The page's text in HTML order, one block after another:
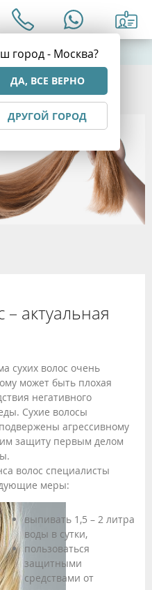
город - Москва?
ДА, ВСЕ ВЕРНО
ДРУГОЙ ГОРОД
актуальная
сухих волос очень
может быть плохая
негативного
Сухие волосы
агрессивному
защиту первым делом
волос специалисты
меры:
выпивать 1,5 – 2 литра
воды в сутки,
пользоваться
защитными
средствами от